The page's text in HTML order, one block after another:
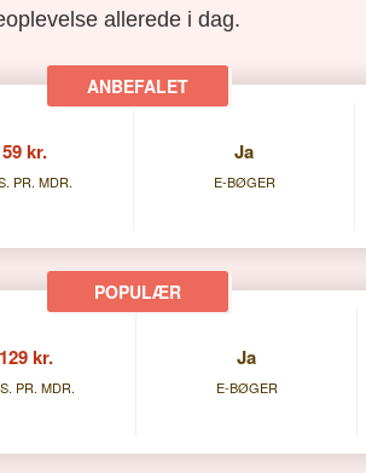
allerede i dag.
59 kr.
PR. MDR.
Ja
E-BØGER
129 kr.
PR. MDR.
Ja
E-BØGER